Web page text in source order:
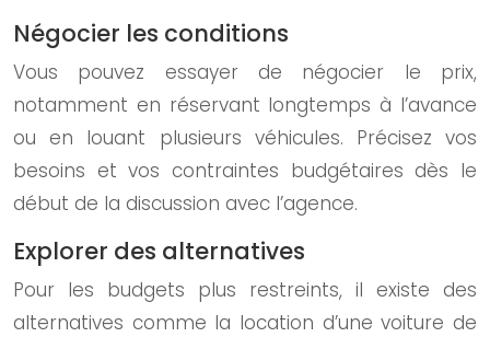
Négocier les conditions
Vous pouvez essayer de négocier le prix,
notamment en réservant longtemps à l’avance
ou en louant plusieurs véhicules. Précisez vos
besoins et vos contraintes budgétaires dès le
début de la discussion avec l’agence.
Explorer des alternatives
Pour les budgets plus restreints, il existe des
alternatives comme la location d’une voiture de